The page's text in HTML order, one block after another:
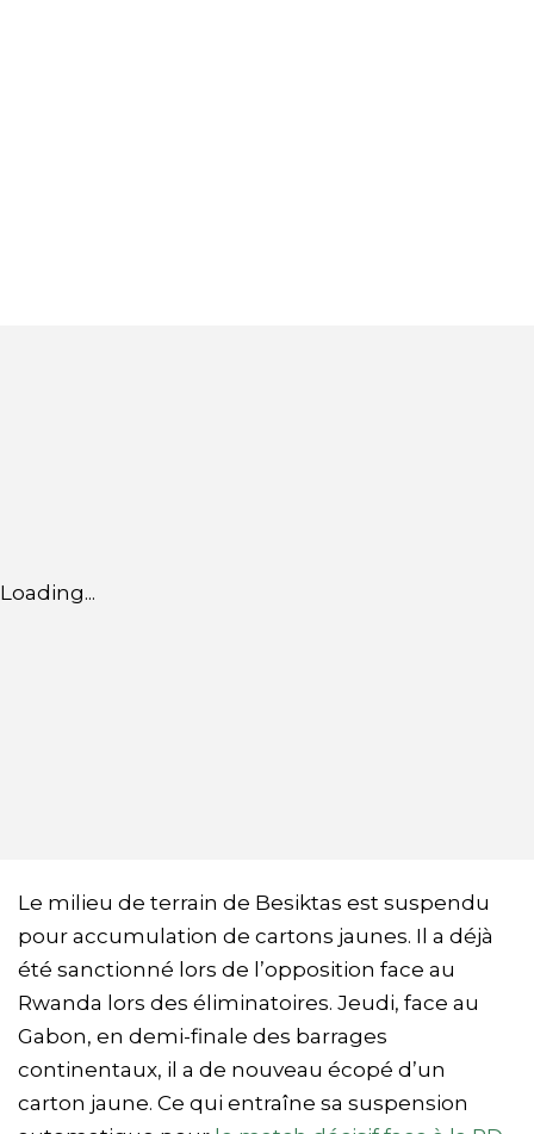
Loading...
Le milieu de terrain de Besiktas est suspendu
pour accumulation de cartons jaunes. Il a déjà
été sanctionné lors de l’opposition face au
Rwanda lors des éliminatoires. Jeudi, face au
Gabon, en demi-finale des barrages
continentaux, il a de nouveau écopé d’un
carton jaune. Ce qui entraîne sa suspension